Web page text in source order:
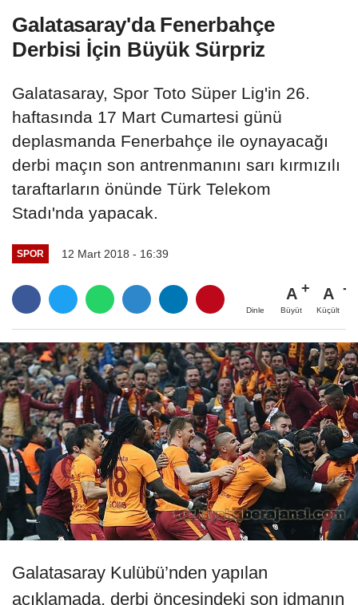
Galatasaray'da Fenerbahçe
Derbisi İçin Büyük Sürpriz
Galatasaray, Spor Toto Süper Lig'in 26.
haftasında 17 Mart Cumartesi günü
deplasmanda Fenerbahçe ile oynayacağı
derbi maçın son antrenmanını sarı kırmızılı
taraftarların önünde Türk Telekom
Stadı'nda yapacak.
SPOR 12 Mart 2018 - 16:39
Dinle
A
Büyüt
A
Küçült
Galatasaray Kulübü’nden yapılan
açıklamada, derbi öncesindeki son idmanın